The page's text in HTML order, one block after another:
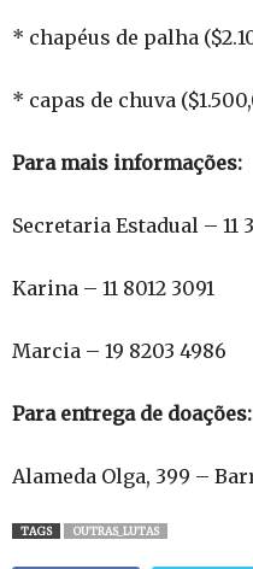
* chapéus de palha
* capas de chuva
Para mais informações:
Secretaria Estadual – 11
Karina – 11 8012 3091
Marcia – 19 8203 4986
Para entrega de doações:
Alameda Olga, 399 –
TAGS OUTRAS_LUTAS